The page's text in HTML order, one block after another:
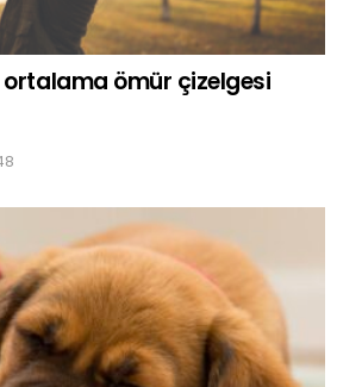
ömür çizelgesi